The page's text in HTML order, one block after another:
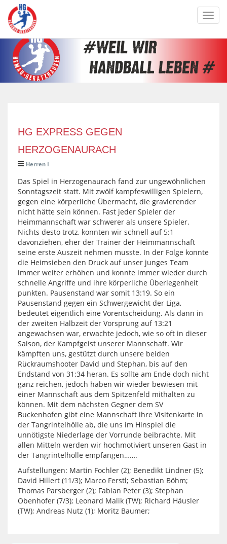
HG EXPRESS GEGEN
HERZOGENAURACH
Herren I
Das Spiel in Herzogenaurach fand zur ungewöhnlichen
Sonntagszeit statt. Mit zwölf kampfeswilligen Spielern,
gegen eine körperliche Übermacht, die gravierender
nicht hätte sein können. Fast jeder Spieler der
Heimmannschaft war schwerer als unsere Spieler.
Nichts desto trotz, konnten wir schnell auf 5:1
davonziehen, eher der Trainer der Heimmannschaft
seine erste Auszeit nehmen musste. In der Folge konnte
die Heimsieben den Druck auf unser junges Team
immer weiter erhöhen und konnte immer wieder durch
schnelle Angriffe und ihre körperliche Überlegenheit
punkten. Pausenstand war somit 13:19. So ein
Pausenstand gegen ein Schwergewicht der Liga,
bedeutet eigentlich eine Vorentscheidung. Als dann in
der zweiten Halbzeit der Vorsprung auf 13:21
angewachsen war, erwachte jedoch, wie so oft in dieser
Saison, der Kampfgeist unserer Mannschaft. Wir
kämpften uns, gestützt durch unsere beiden
Rückraumshooter David und Stephan, bis auf den
Endstand von 31:34 heran. Es sollte am Ende doch nicht
ganz reichen, jedoch haben wir wieder bewiesen mit
einer Mannschaft aus dem Spitzenfeld mithalten zu
können. Mit dem nächsten Gegner dem SV
Buckenhofen gibt eine Mannschaft ihre Visitenkarte in
der Tangrintelhölle ab, die uns im Hinspiel die
unnötigste Niederlage der Vorrunde beibrachte. Mit
allen Mitteln werden wir hochmotiviert unseren Gast in
der Tangrintelhölle empfangen…….
Aufstellungen: Martin Fochler (2); Benedikt Lindner (5);
David Hillert (11/3); Marco Ferstl; Sebastian Böhm;
Thomas Parsberger (2); Fabian Peter (3); Stephan
Obenhofer (7/3); Leonard Malik (TW); Richard Häusler
(TW); Andreas Nutz (1); Moritz Baumer;